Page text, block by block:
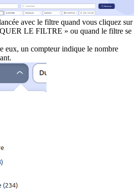
avec le filtre quand vous cliquez sur
LE FILTRE » ou quand le filtre se
eux, un compteur indique le nombre